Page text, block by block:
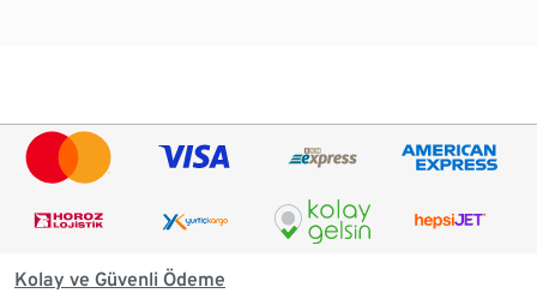
Kolay ve Güvenli Ödeme